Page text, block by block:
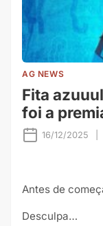
AG NEWS
Fita
foi a
16/12/2025
Antes de
Desculpa…